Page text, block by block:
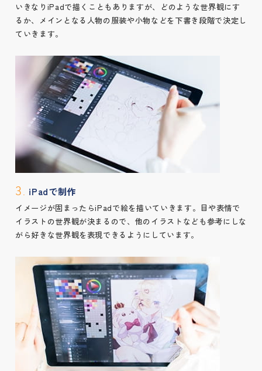
いきなりiPadで描くこともありますが、どのような世界観にす
るか、メインとなる人物の服装や小物などを下書き段階で決定し
ていきます。
3. iPadで制作
イメージが固まったらiPadで絵を描いていきます。目や表情で
イラストの世界観が決まるので、他のイラストなども参考にしな
がら好きな世界観を表現できるようにしています。